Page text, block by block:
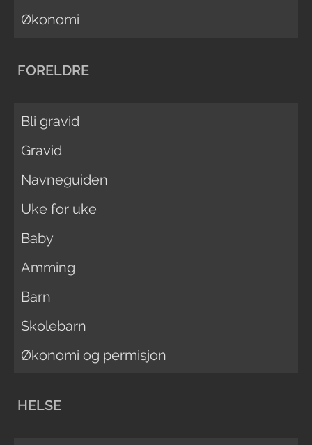
Økonomi
FORELDRE
Bli gravid
Gravid
Navneguiden
Uke for uke
Baby
Amming
Barn
Skolebarn
Økonomi og permisjon
HELSE